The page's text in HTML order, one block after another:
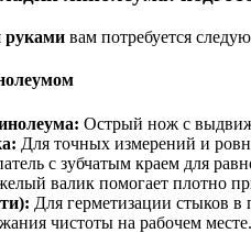
руками вам потребуется
Острый нож с
Для точных измерений и
с зубчатым краем для
валик помогает плотно
Для герметизации стыков
чистоты на рабочем месте.